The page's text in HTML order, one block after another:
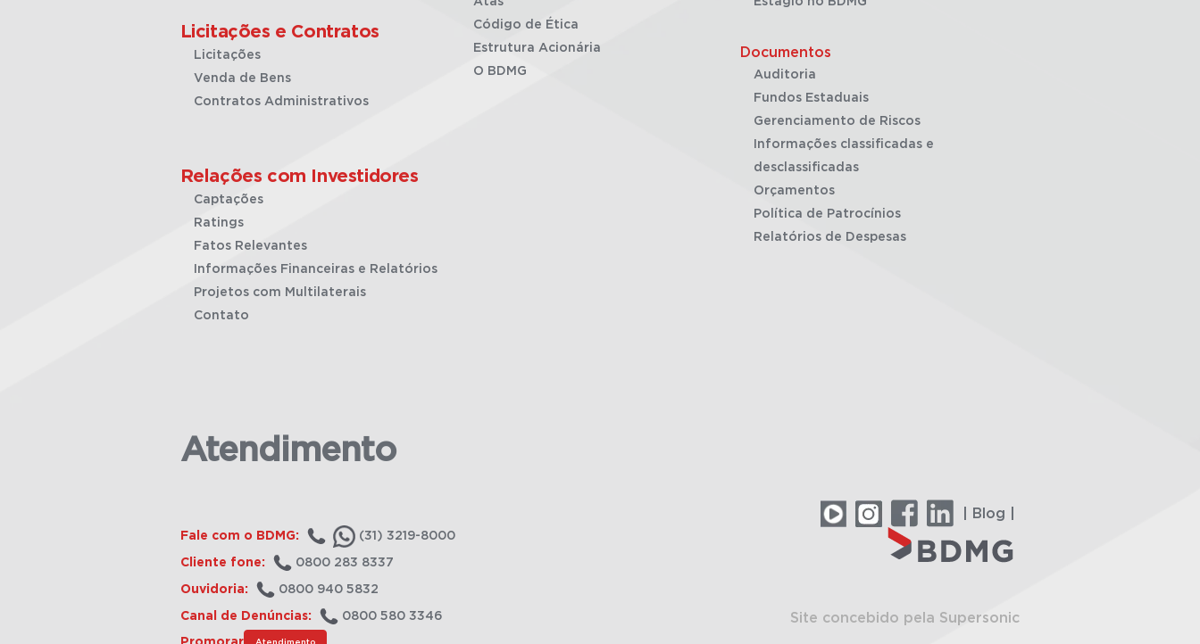
Licitações e Contratos
Licitações
Venda de Bens
Contratos Administrativos
Relações com Investidores
Captações
Ratings
Fatos Relevantes
Informações Financeiras e Relatórios
Projetos com Multilaterais
Contato
Código de Ética
Estrutura Acionária
O BDMG
Documentos
Auditoria
Fundos Estaduais
Gerenciamento de Riscos
Informações classificadas e
desclassificadas
Orçamentos
Política de Patrocínios
Relatórios de Despesas
Atendimento
Fale com o BDMG: (31) 3219-8000
Cliente fone: 0800 283 8337
Ouvidoria: 0800 940 5832
Canal de Denúncias: 0800 580 3346
Atendimento
| Blog |
Site concebido pela Supersonic